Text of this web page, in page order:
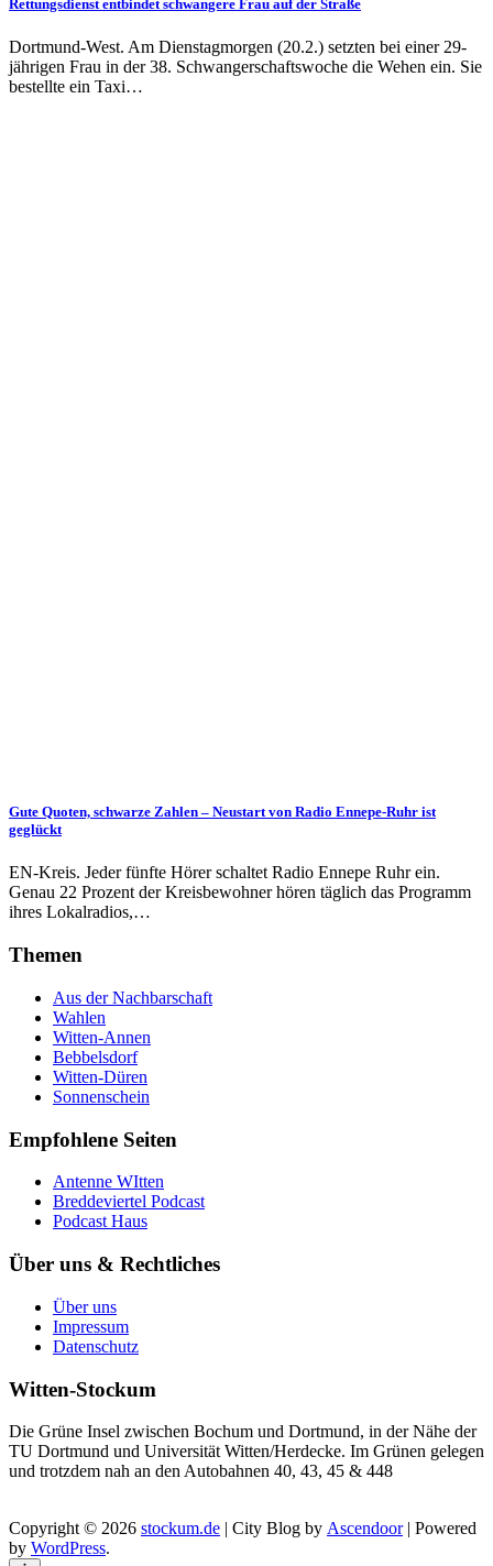
Rettungsdienst entbindet schwangere Frau auf der Straße
Dortmund-West. Am Dienstagmorgen (20.2.) setzten bei einer 29-
jährigen Frau in der 38. Schwangerschaftswoche die Wehen ein. Sie
bestellte ein Taxi…
Gute Quoten, schwarze Zahlen – Neustart von Radio Ennepe-Ruhr ist
geglückt
EN-Kreis. Jeder fünfte Hörer schaltet Radio Ennepe Ruhr ein.
Genau 22 Prozent der Kreisbewohner hören täglich das Programm
ihres Lokalradios,…
Themen
Aus der Nachbarschaft
Wahlen
Witten-Annen
Bebbelsdorf
Witten-Düren
Sonnenschein
Empfohlene Seiten
Antenne WItten
Breddeviertel Podcast
Podcast Haus
Über uns & Rechtliches
Über uns
Impressum
Datenschutz
Witten-Stockum
Die Grüne Insel zwischen Bochum und Dortmund, in der Nähe der
TU Dortmund und Universität Witten/Herdecke. Im Grünen gelegen
und trotzdem nah an den Autobahnen 40, 43, 45 & 448
Copyright © 2026 stockum.de | City Blog by Ascendoor| Powered
by WordPress.